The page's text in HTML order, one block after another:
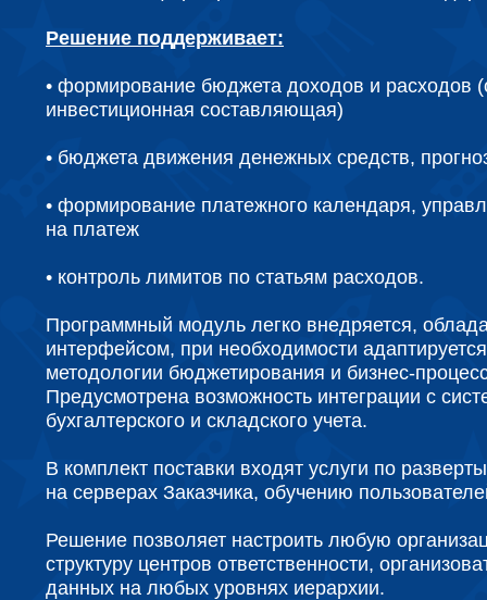
Решение поддерживает:
• формирование бюджета доходов и расходов
инвестиционная составляющая)
• бюджета движения денежных средств,
• формирование платежного календаря,
на платеж
• контроль лимитов по статьям расходов.
Программный модуль легко внедряется,
интерфейсом, при необходимости
методологии бюджетирования и бизнес-
Предусмотрена возможность интеграции с
бухгалтерского и складского учета.
В комплект поставки входят услуги по
на серверах Заказчика, обучению
Решение позволяет настроить любую
структуру центров ответственности,
данных на любых уровнях иерархии.